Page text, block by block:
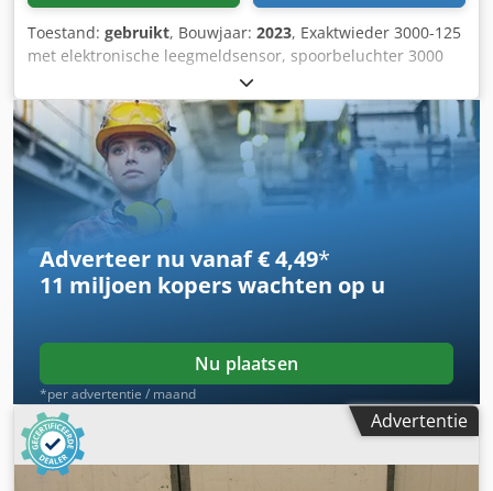
Toestand: gebruikt, Bouwjaar: 2023, Exaktwieder 3000-125
met elektronische leegmeldsensor, spoorbeluchter 3000
ISOBUS / Cataya Special radarsensor internationaal,
elektronische rijpadenschakeling / steunpoot -----
CombiDisc 3000 fijn schijvenveld / gekartelde
wigvelgpakking. Dsdpstt Adasfx Aa Iekr
Adverteer nu vanaf € 4,49*
11 miljoen koperswachten op u
Nu plaatsen
*per advertentie / maand
Advertentie